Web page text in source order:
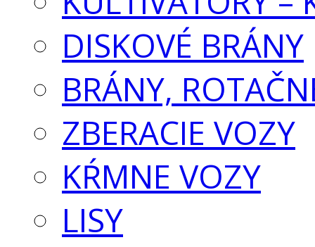
DISKOVÉ BRÁNY
BRÁNY,
ZBERACIE VOZY
KŔMNE VOZY
LISY